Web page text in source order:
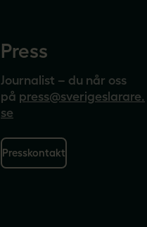
Press
Journalist – du når oss
på press@sverigeslarare.
se
Presskontakt